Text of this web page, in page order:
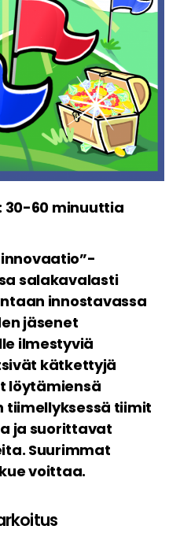
30-60 minuuttia
salakavalasti
innostavassa
jäsenet
ilmestyviä
kätkettyjä
löytämiensä
tiimellyksessä tiimit
ja suorittavat
Suurimmat
voittaa.